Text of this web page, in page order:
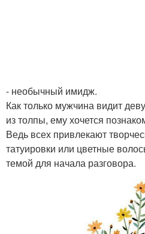
- необычный имидж.
Как только мужчина видит
из толпы, ему хочется
Ведь всех привлекают
татуировки или цветные
темой для начала разговора.